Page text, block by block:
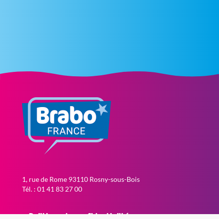
1, rue de Rome 93110 Rosny-sous-Bois
Tél. : 01 41 83 27 00
Politique de confidentialité